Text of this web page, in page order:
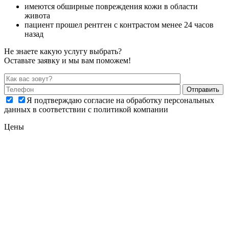
имеются обширные повреждения кожи в области
живота
пациент прошел рентген с контрастом менее 24 часов
назад
Не знаете какую услугу выбрать?
Оставьте заявку и мы вам поможем!
Я подтверждаю согласие на обработку персональных
данных в соответствии с политикой компании
Цены